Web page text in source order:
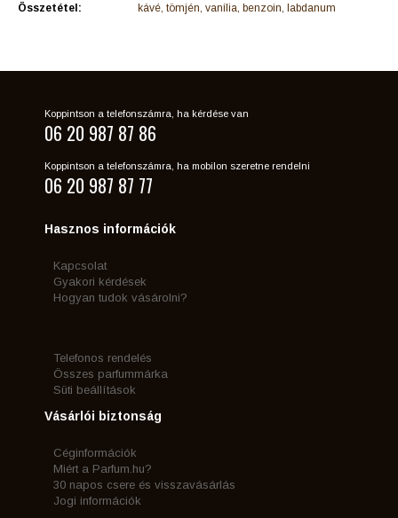
Összetétel:
kávé, tömjén, vanília, benzoin, labdanum
Koppintson a telefonszámra, ha kérdése van
06 20 987 87 86
Koppintson a telefonszámra, ha mobilon szeretne rendelni
06 20 987 87 77
Hasznos információk
Kapcsolat
Gyakori kérdések
Hogyan tudok vásárolni?
Telefonos rendelés
Összes parfummárka
Süti beállítások
Vásárlói biztonság
Céginformációk
Miért a Parfum.hu?
30 napos csere és visszavásárlás
Jogi információk